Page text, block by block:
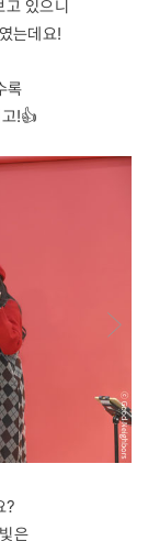
있으니
는데요!
록
!👍
?
은